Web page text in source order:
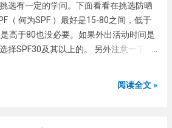
在外工作者。 PS：市售的防霜有标有广
选有一定的学问。下面看看在挑选防晒
（ 何为SPF ）最好是15-80之间，低于
高于80也没必要。如果外出活动时间是
择SPF30及其以上的。 另外注意一下PA
两种此外线的，也就是广谱防晒霜。
过敏。可以在腕前试用一下，如果无过
阅读全文 »